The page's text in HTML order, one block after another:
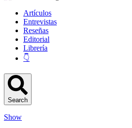
Artículos
Entrevistas
Reseñas
Editorial
Librería
👇
Search
Show